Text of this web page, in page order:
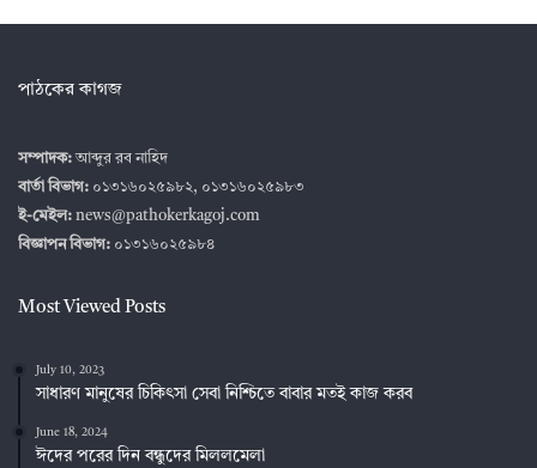
পাঠকের কাগজ
সম্পাদক:আব্দুর রব নাহিদ
বার্তা বিভাগ: ০১৩১৬০২৫৯৮২, ০১৩১৬০২৫৯৮৩
ই-মেইল: news@pathokerkagoj.com
বিজ্ঞাপন বিভাগ: ০১৩১৬০২৫৯৮৪
Most Viewed Posts
July 10, 2023
সাধারণ মানুষের চিকিৎসা সেবা নিশ্চিতে বাবার মতই কাজ করব
June 18, 2024
ঈদের পরের দিন বন্ধুদের মিললমেলা